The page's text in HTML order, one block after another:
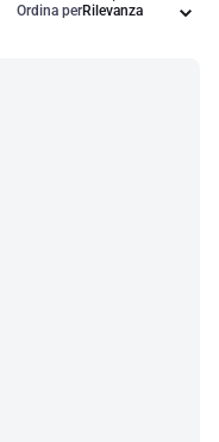
migliorare l'efficienza
Ordina per